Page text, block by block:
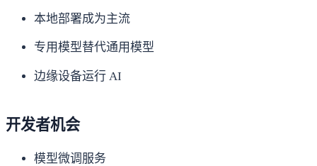
本地部署成为主流
专用模型替代通用模型
边缘设备运行 AI
开发者机会
模型微调服务